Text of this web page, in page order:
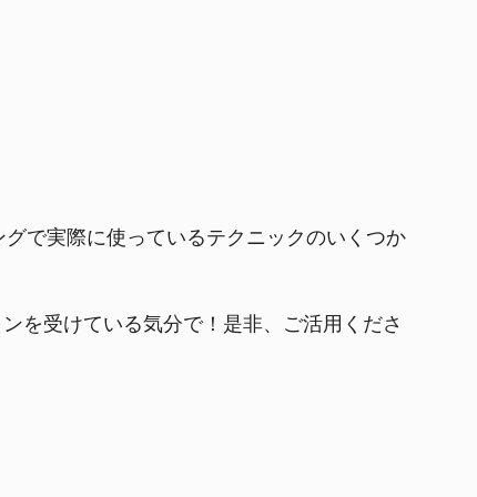
で実際に使っているテクニックのいくつか
を受けている気分で！是非、ご活用くださ